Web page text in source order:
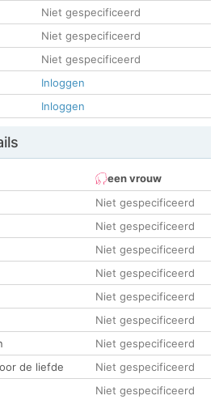
Niet gespecificeerd
Niet gespecificeerd
Niet gespecificeerd
Inloggen
Inloggen
een vrouw
Niet gespecificeerd
Niet gespecificeerd
Niet gespecificeerd
Niet gespecificeerd
Niet gespecificeerd
Niet gespecificeerd
Niet gespecificeerd
de liefde
Niet gespecificeerd
Niet gespecificeerd